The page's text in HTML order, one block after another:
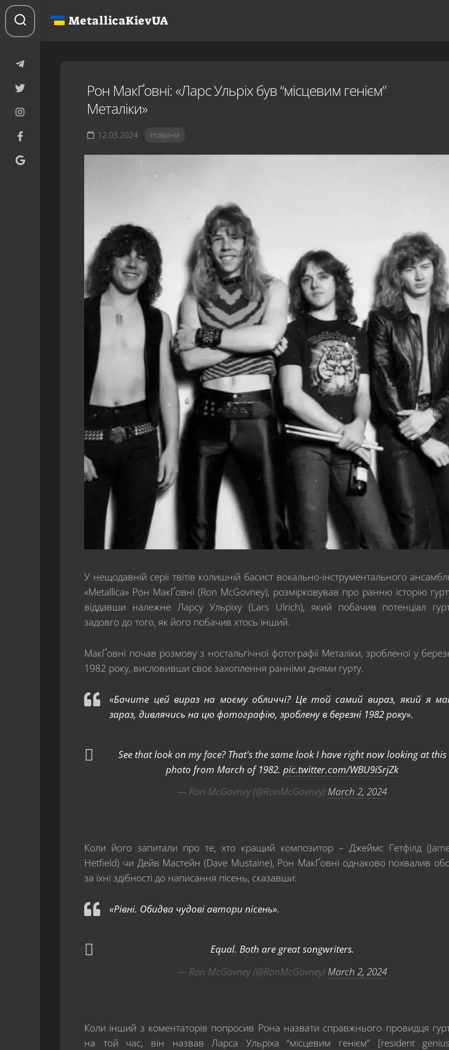
Перейти
до
вмісту
MetallicaKievUA
Рон МакҐовні: «Ларс Ульріх був “місцевим генієм”
Металіки»
12.03.2024 Новини
У нещодавній серії твітів колишній басист вокально-інструментального
«Metallica» Рон МакҐовні (Ron McGovney), розмірковував про ранню історію
віддавши належне Ларсу Ульріху (Lars Ulrich), який побачив потенціал
задовго до того, як його побачив хтось інший.
МакҐовні почав розмову з ностальгічної фотографії Металіки, зробленої у
1982 року, висловивши своє захоплення ранніми днями гурту.
«Бачите цей вираз на моєму обличчі? Це той самий вираз, який я
зараз, дивлячись на цю фотографію, зроблену в березні 1982 року».
See that look on my face? That's the same look I have right now looking at this
photo from March of 1982.pic.twitter.com/WBU9iSrjZk
— Ron McGovney (@RonMcGovney) March 2, 2024
Коли його запитали про те, хто кращий композитор – Джеймс Гетфілд
Hetfield) чи Дейв Мастейн (Dave Mustaine), Рон МакҐовні однаково похвалив
за їхні здібності до написання пісень, сказавши:
«Рівні. Обидва чудові автори пісень».
Equal. Both are great songwriters.
— Ron McGovney (@RonMcGovney) March 2, 2024
Коли інший з коментаторів попросив Рона назвати справжнього провидця
на той час, він назвав Ларса Ульріха “місцевим генієм” [resident